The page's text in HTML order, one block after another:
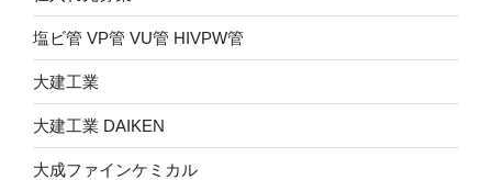
塩ビ管 VP管 VU管 HIVPW管
大建工業
大建工業 DAIKEN
大成ファインケミカル